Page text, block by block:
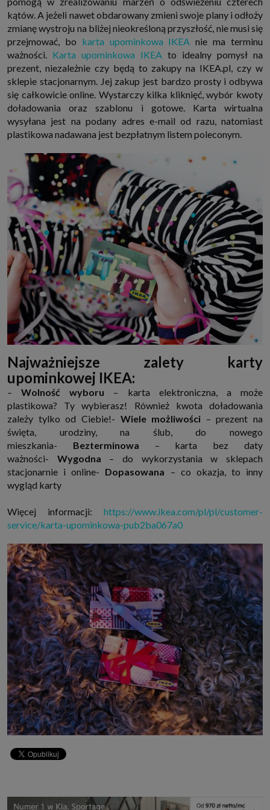
które przeglądarka wysyła do serwera przy każdorazowym wejściu na
stronę z tego urządzenia, podczas gdy odwiedzasz strony w Internecie.
Szczegółową informację na temat plików cookie i ich funkcjonowania
znajdzieszpod tym linkiem. Pod tym linkiem znajdziesz także informację
o tym jak zmienić ustawienia przeglądarki, aby ograniczyć lub wyłączyć
funkcjonowanie plików cookies itp. oraz jak usunąć takie pliki z Twojego
urządzenia.
Twoje uprawnienia
Przysługują Ci następujące uprawnienia wobec Twoich danych i ich
przetwarzania przez nas, inne podmioty z Grupy SAGIER i Zaufanych
Partnerów:
1. Jeśli udzieliłeś zgody na przetwarzanie danych możesz ją w każdej
chwili wycofać (cofnięcie zgody oczywiście nie uchyli zgodności z prawem
przetwarzania już dokonanego na jej podstawie);
2. Masz również prawo żądania dostępu do Twoich danych osobowych, ich
sprostowania, usunięcia lub ograniczenia przetwarzania, prawo do
przeniesienia danych, wyrażenia sprzeciwu wobec przetwarzania danych
oraz prawo do wniesienia skargi do organu nadzorczego, którym w Polsce
jest Prezes Urzędu Ochrony Danych Osobowych.Pod tym adresem
znajdziesz dodatkowe informacje dotyczące przetwarzania danych i
Twoich uprawnień.
kątów. A jeżeli nawet obdarowany zmieni swoje plany i odłoży
zmianę wystroju na bliżej nieokreśloną przyszłość, nie musi się
przejmować, bo karta upominkowa IKEA nie ma terminu
ważności. Karta upominkowa IKEA to idealny pomysł na
prezent, niezależnie czy będą to zakupy na IKEA.pl, czy w
sklepie stacjonarnym. Jej zakup jest bardzo prosty i odbywa
się całkowicie online. Wystarczy kilka kliknięć, wybór kwoty
doładowania oraz szablonu i gotowe. Karta wirtualna
wysyłana jest na podany adres e-mail od razu, natomiast
plastikowa nadawana jest bezpłatnym listem poleconym.
Najważniejsze zalety karty
upominkowej IKEA:
–Wolność wyboru – karta elektroniczna, a może
plastikowa? Ty wybierasz! Również kwota doładowania
zależy tylko od Ciebie!- Wiele możliwości – prezent na
święta, urodziny, na ślub, do nowego
mieszkania- Bezterminowa – karta bez daty
ważności- Wygodna – do wykorzystania w sklepach
stacjonarnie i online- Dopasowana – co okazja, to inny
wygląd karty
Więcej informacji: https://www.ikea.com/pl/pl/customer-
service/karta-upominkowa-pub2ba067a0